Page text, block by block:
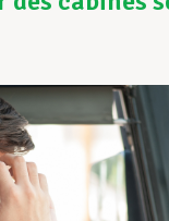
vie privée
professionnel